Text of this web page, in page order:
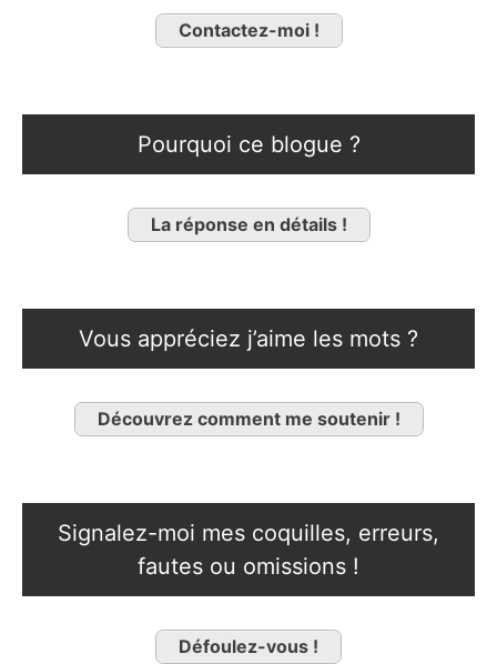
Contactez-moi !
Pourquoi ce blogue ?
La réponse en détails !
Vous appréciez j’aime les mots ?
Découvrez comment me soutenir !
Signalez-moi mes coquilles, erreurs,
fautes ou omissions !
Défoulez-vous !